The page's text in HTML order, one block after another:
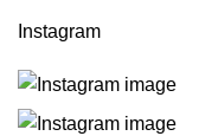
Instagram